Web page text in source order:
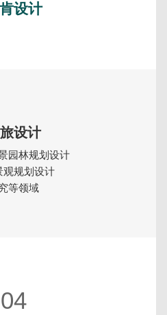
设计
设计
园林规划设计
观规划设计
等领域
04